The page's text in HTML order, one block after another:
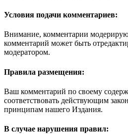
Условия подачи комментариев:
Внимание, комментарии
комментарий может быть
модератором.
Правила размещения:
Ваш комментарий по своему
соответствовать действующим
принципам нашего Издания.
В случае нарушения правил: